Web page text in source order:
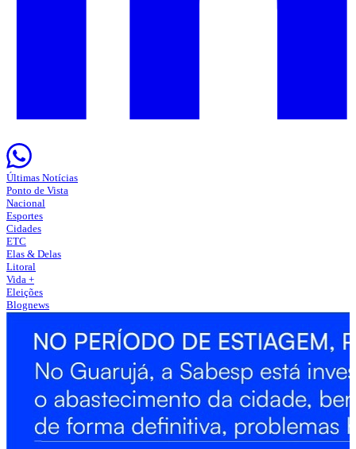
Últimas Notícias
Ponto de Vista
Nacional
Esportes
Cidades
ETC
Elas & Delas
Litoral
Vida +
Eleições
Blognews